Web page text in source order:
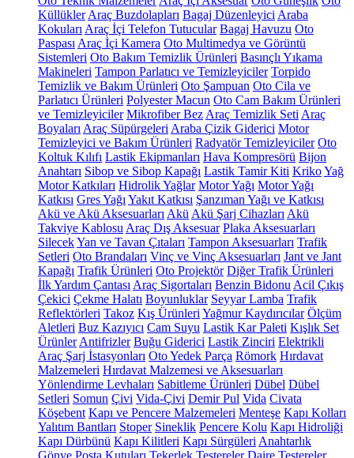
Küllükler Araç Buzdolapları Bagaj Düzenleyici Araba
Kokuları Araç İçi Telefon Tutucular Bagaj Havuzu Oto
Paspası Araç İçi Kamera Oto Multimedya ve Görüntü
Sistemleri Oto Bakım Temizlik Ürünleri Basınçlı Yıkama
Makineleri Tampon Parlatıcı ve Temizleyiciler Torpido
Temizlik ve Bakım Ürünleri Oto Şampuan Oto Cila ve
Parlatıcı Ürünleri Polyester Macun Oto Cam Bakım Ürünleri
ve Temizleyiciler Mikrofiber Bez Araç Temizlik Seti Araç
Boyaları Araç Süpürgeleri Araba Çizik Giderici Motor
Temizleyici ve Bakım Ürünleri Radyatör Temizleyiciler Oto
Koltuk Kılıfı Lastik Ekipmanları Hava Kompresörü Bijon
Anahtarı Sibop ve Sibop Kapağı Lastik Tamir Kiti KrikoYağ
Motor Katkıları Hidrolik Yağlar Motor Yağı Motor Yağı
Katkısı Gres Yağı Yakıt Katkısı Şanzıman Yağı ve Katkısı
Akü ve Akü Aksesuarları Akü Akü Şarj Cihazları Akü
Takviye Kablosu Araç Dış Aksesuar Plaka Aksesuarları
SilecekYan ve Tavan Çıtaları Tampon Aksesuarları Trafik
Setleri Oto Brandaları Vinç ve Vinç Aksesuarları Jant ve Jant
Kapağı Trafik Ürünleri Oto Projektör Diğer Trafik Ürünleri
İlk Yardım Çantası Araç Sigortaları Benzin Bidonu Acil Çıkış
Çekici Çekme Halatı Boyunluklar Seyyar Lamba Trafik
Reflektörleri Takoz Kış Ürünleri Yağmur Kaydırıcılar Ölçüm
Aletleri Buz Kazıyıcı Cam Suyu Lastik Kar Paleti Kışlık Set
Ürünler Antifrizler Buğu Giderici Lastik Zinciri Elektrikli
Araç Şarj İstasyonları Oto Yedek Parça Römork Hırdavat
Malzemeleri Hırdavat Malzemesi ve Aksesuarları
Yönlendirme Levhaları Sabitleme Ürünleri Dübel Dübel
Setleri Somun Çivi Vida-Çivi Demir Pul Vida Civata
Köşebent Kapı ve Pencere Malzemeleri Menteşe Kapı Kolları
Yalıtım Bantları Stoper Sineklik Pencere Kolu Kapı Hidroliği
Kapı Dürbünü Kapı Kilitleri Kapı Sürgüleri Anahtarlık
Gönye Posta Kutuları Tekerlek Testereler Daire Testereler